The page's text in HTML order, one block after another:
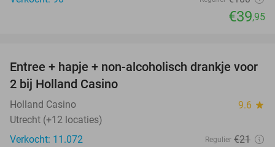
€39,95
52%
Entree + hapje + non-alcoholisch drankje voor
2 bij Holland Casino
Holland Casino 9.6 star
Utrecht (+12 locaties)
Verkocht: 11.072
Regulier €21